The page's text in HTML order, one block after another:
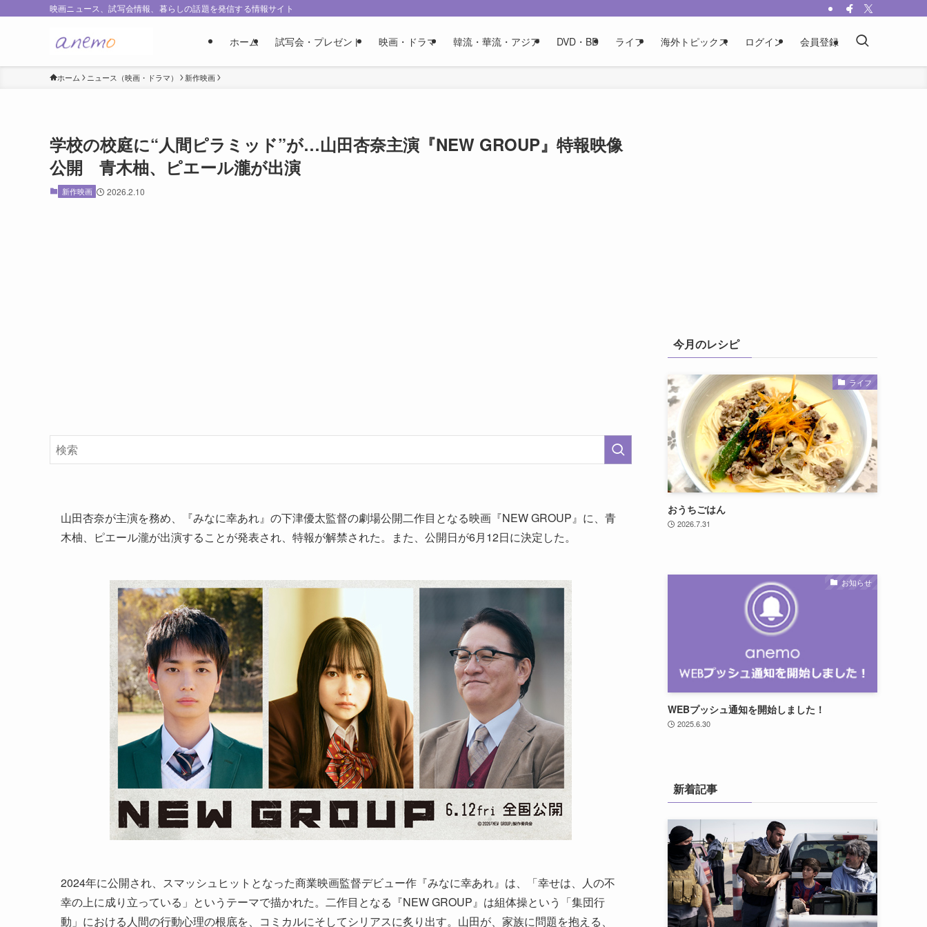
映画ニュース、試写会情報、暮らしの話題を発信する情報サイト
ホーム 試写会・プレゼント 映画・ドラマ 韓流・華流・アジア DVD・BD ライフ 海外トピックス ログイン 会員登録
ホーム ニュース（映画・ドラマ） 新作映画
学校の校庭に“人間ピラミッド”が…山田杏奈主演『NEW GROUP』特報映像
公開 青木柚、ピエール瀧が出演
新作映画 2026.2.10
山田杏奈が主演を務め、『みなに幸あれ』の下津優太監督の劇場公開二作目となる映画『NEW GROUP』に、青
木柚、ピエール瀧が出演することが発表され、特報が解禁された。また、公開日が6月12日に決定した。
2024年に公開され、スマッシュヒットとなった商業映画監督デビュー作『みなに幸あれ』は、「幸せは、人の不
幸の上に成り立っている」というテーマで描かれた。二作目となる『NEW GROUP』は組体操という「集団行
動」における人間の行動心理の根底を、コミカルにそしてシリアスに炙り出す。山田が、家族に問題を抱える、
今月のレシピ
ライフ
おうちごはん
2026.7.31
お知らせ
WEBプッシュ通知を開始しました！
2025.6.30
新着記事